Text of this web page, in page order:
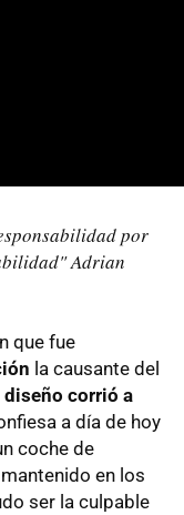
por
Adrian
que fue
la causante del
corrió a
a día de hoy
coche de
en los
ser la culpable